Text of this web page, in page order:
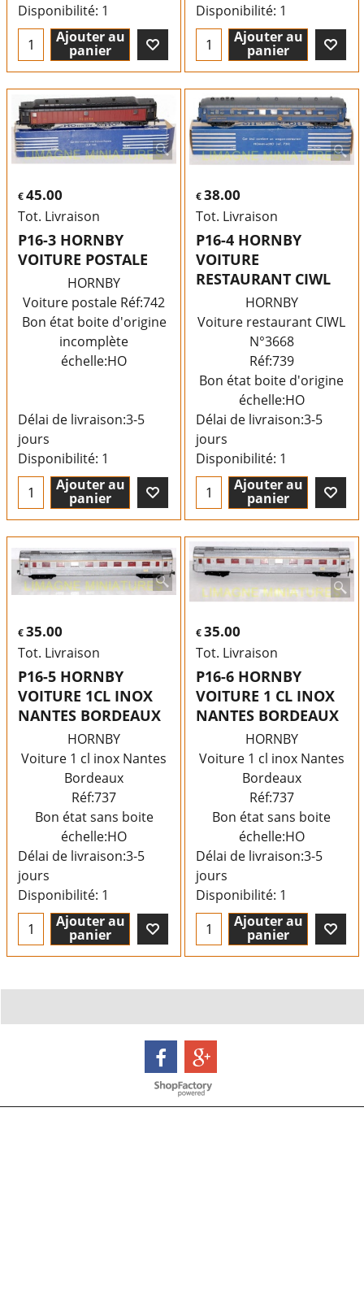
Disponibilité: 1
Ajouter au
panier
Disponibilité: 1
Ajouter au
panier
€45.00
Tot. Livraison
P16-3 HORNBY
VOITURE POSTALE
HORNBY
Voiture postale Réf:742
Bon état boite d'origine
incomplète
échelle:HO
Délai de livraison:3-5
jours
Disponibilité: 1
Ajouter au
panier
€38.00
Tot. Livraison
P16-4 HORNBY
VOITURE
RESTAURANT CIWL
HORNBY
Voiture restaurant CIWL
N°3668
Réf:739
Bon état boite d'origine
échelle:HO
Délai de livraison:3-5
jours
Disponibilité: 1
Ajouter au
panier
€35.00
Tot. Livraison
P16-5 HORNBY
VOITURE 1CL INOX
NANTES BORDEAUX
HORNBY
Voiture 1 cl inox Nantes
Bordeaux
Réf:737
Bon état sans boite
échelle:HO
Délai de livraison:3-5
jours
Disponibilité: 1
Ajouter au
panier
€35.00
Tot. Livraison
P16-6 HORNBY
VOITURE 1 CL INOX
NANTES BORDEAUX
HORNBY
Voiture 1 cl inox Nantes
Bordeaux
Réf:737
Bon état sans boite
échelle:HO
Délai de livraison:3-5
jours
Disponibilité: 1
Ajouter au
panier
Boutique en ligne créés avec le logiciel eCommerce ShopFactory